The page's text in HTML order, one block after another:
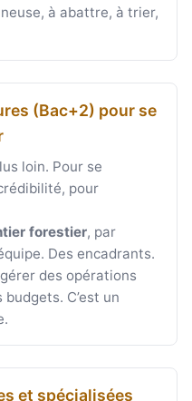
à abattre, à trier,
(Bac+2) pour se
loin. Pour se
pour
forestier, par
Des encadrants.
des opérations
C’est un
et spécialisées